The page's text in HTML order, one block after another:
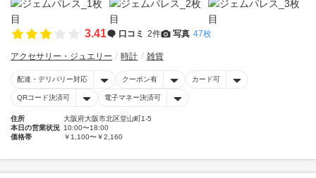
3.41 口コミ 2件 写真 47枚
アクセサリー・ジュエリー 時計 雑貨
配達・デリバリー対応 クーポン有 カード可
QRコード決済可 電子マネー決済可
住所
大阪府大阪市北区堂山町1-5
本日の営業状況 10:00〜18:00
価格帯
￥1,100〜￥2,160